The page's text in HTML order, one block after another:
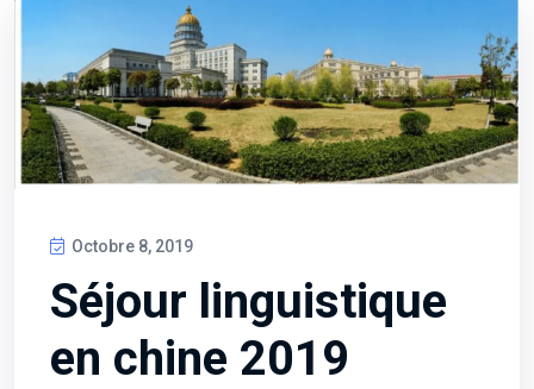
Octobre 8, 2019
Séjour linguistique
en chine 2019